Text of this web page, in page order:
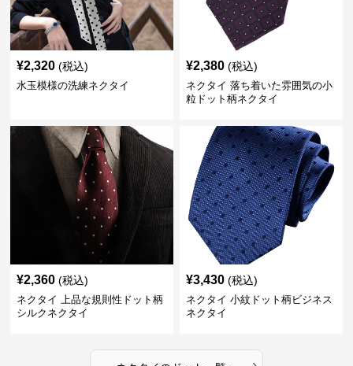
¥2,320 (税込)
水玉模様の洗練ネクタイ
¥2,380 (税込)
ネクタイ 落ち着いた雰囲気の小
粒ドット柄ネクタイ
¥2,360 (税込)
ネクタイ 上品な規則性ドット柄
シルクネクタイ
¥3,430 (税込)
ネクタイ 小紋ドット柄ビジネス
ネクタイ